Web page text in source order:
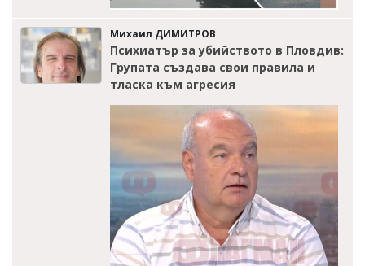
Михаил ДИМИТРОВ
Психиатър за убийството в Пловдив:
Групата създава свои правила и
тласка към агресия